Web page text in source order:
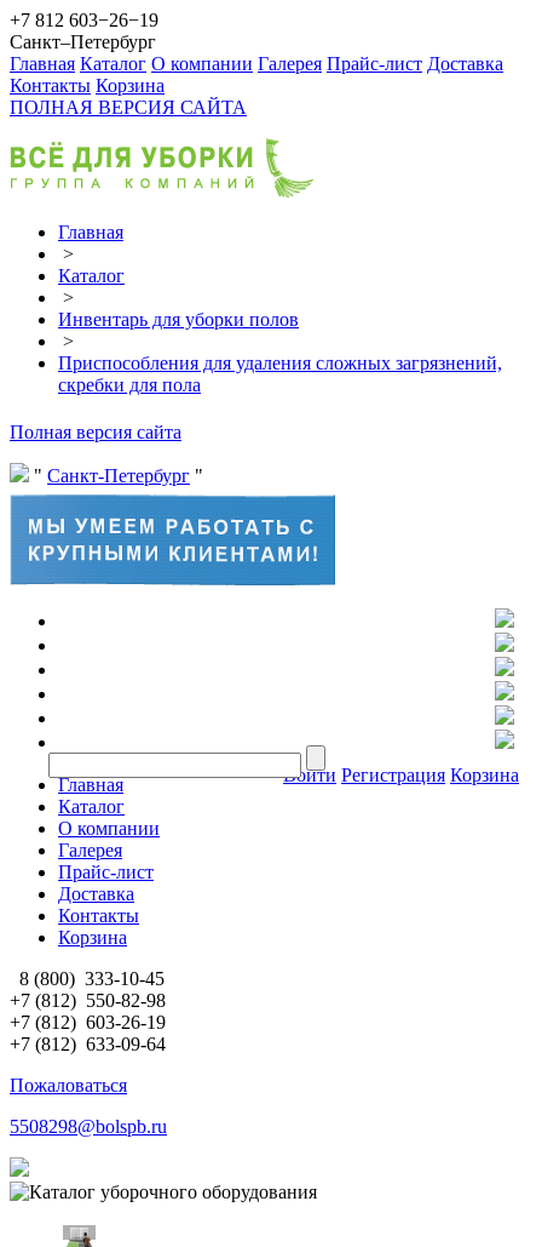
+7 812 603−26−19
Санкт–Петербург
Главная Каталог О компании Галерея Прайс-лист Доставка
Контакты Корзина
ПОЛНАЯ ВЕРСИЯ САЙТА
Главная
>
Каталог
>
Инвентарь для уборки полов
>
Приспособления для удаления сложных загрязнений,
скребки для пола
Полная версия сайта
Санкт-Петербург
Войти Регистрация Корзина
Главная
Каталог
О компании
Галерея
Прайс-лист
Доставка
Контакты
Корзина
8 (800) 333-10-45
+7 (812) 550-82-98
+7 (812) 603-26-19
+7 (812) 633-09-64
Пожаловаться
5508298@bolspb.ru